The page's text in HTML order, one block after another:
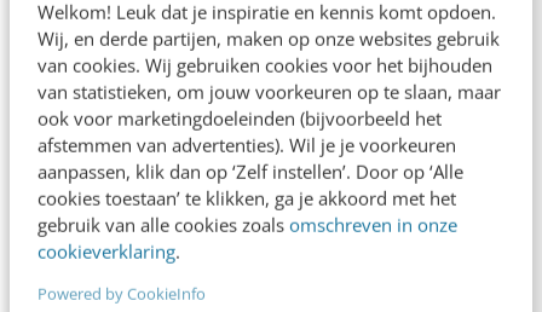
Welkom! Leuk dat je inspiratie en kennis komt opdoen.
Wij, en derde partijen, maken op onze websites gebruik
van cookies. Wij gebruiken cookies voor het bijhouden
van statistieken, om jouw voorkeuren op te slaan, maar
ook voor marketingdoeleinden (bijvoorbeeld het
afstemmen van advertenties). Wil je je voorkeuren
aanpassen, klik dan op ‘Zelf instellen’. Door op ‘Alle
cookies toestaan’ te klikken, ga je akkoord met het
gebruik van alle cookies zoals omschreven in onze
cookieverklaring.
Powered by CookieInfo
ChatGPT vaak wisselende resultaten geeft.
Cv en LinkedIn
Als het gaat om het verbeteren van je cv, kun je
AI beter niet gebruiken om het gehele
document te schrijven. Wat het
de informatie die je verstrekt, herschikken,